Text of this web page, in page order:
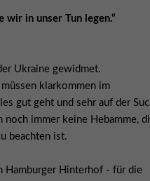
in unser Tun legen.“
Ukraine gewidmet.
klarkommen im
gut geht und sehr auf der
immer keine Hebamme,
beachten ist.
Hamburger Hinterhof - für die